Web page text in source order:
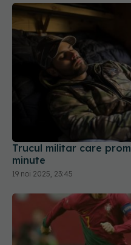
Trucul militar care
minute
19 noi 2025, 23:45